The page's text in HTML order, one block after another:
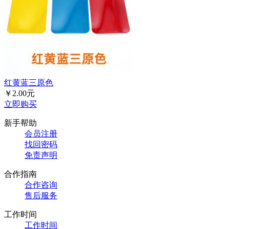
红黄蓝三原色
￥2.00元
立即购买
新手帮助
会员注册
找回密码
免责声明
合作指南
合作咨询
售后服务
工作时间
工作时间